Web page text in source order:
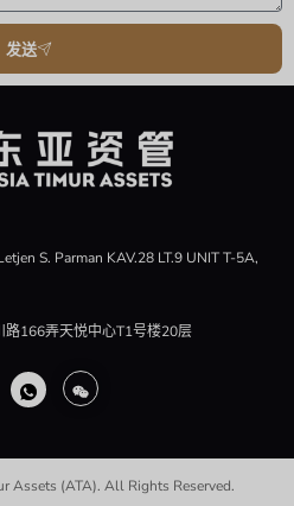
发送
S. Parman KAV.28 LT.9 UNIT T-5A,
路166弄天悦中心T1号楼20层
Assets (ATA). All Rights Reserved.